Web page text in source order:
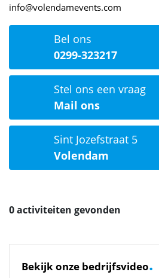
Bel ons
0299-323217
Stel ons een vraag
Mail ons
Sint Jozefstraat 5
Volendam
info@volendamevents.com
0 activiteiten gevonden
Bekijk onze bedrijfsvideo.